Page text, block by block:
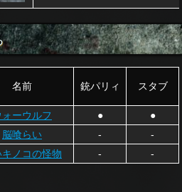
名前 銃パリィ スタブ
ォーウルフ ●
●
脳喰らい
-
-
ノコの怪物
- -